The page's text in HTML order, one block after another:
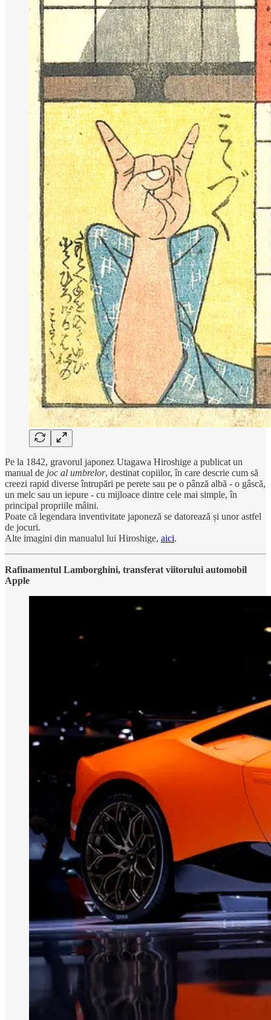
Pe la 1842, gravorul japonez Utagawa Hiroshige a publicat un
manual de joc al umbrelor, destinat copiilor, în care descrie cum să
creezi rapid diverse întrupări pe perete sau pe o pânză albă - o gâscă,
un melc sau un iepure - cu mijloace dintre cele mai simple, în
principal propriile mâini.
Poate că legendara inventivitate japoneză se datorează și unor astfel
de jocuri.
Alte imagini din manualul lui Hiroshige, aici.
Rafinamentul Lamborghini, transferat viitorului automobil
Apple